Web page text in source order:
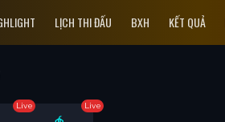
LỊCH THI ĐẤU BXH KẾT QUẢ
Live Live